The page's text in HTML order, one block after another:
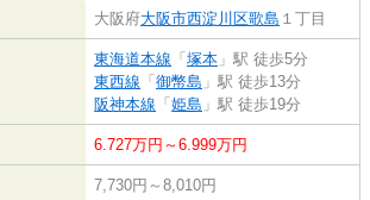
大阪府大阪市西淀川区歌島 １丁目
東海道本線 「 塚本 」駅 徒歩5分
東西線 「 御幣島 」駅 徒歩13分
阪神本線 「 姫島 」駅 徒歩19分
6.727万円～6.999万円
7,730円～8,010円